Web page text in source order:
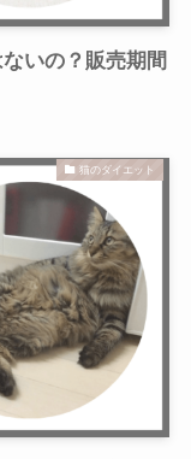
いの？販売期間
猫のダイエット